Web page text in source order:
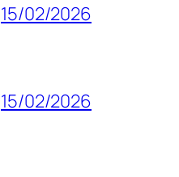
15/02/2026
15/02/2026